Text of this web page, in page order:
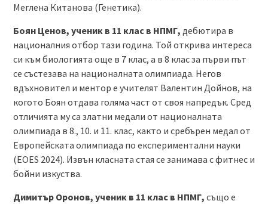
Меглена Китанова (Генетика).
Боян Ценов, ученик в 11 клас в НПМГ, дебютира в
националния отбор тази година. Той открива интереса
си към биологията още в 7 клас, а в 8 клас за първи път
се състезава на националната олимпиада. Негов
вдъхновител и ментор е учителят Валентин Дойнов, на
когото Боян отдава голяма част от своя напредък. Сред
отличията му са златни медали от националната
олимпиада в 8., 10. и 11. клас, както и сребърен медал от
Европейската олимпиада по експериментални науки
(EOES 2024). Извън класната стая се занимава с фитнес и
бойни изкуства.
Димитър Оронов, ученик в 11 клас в НПМГ, също е